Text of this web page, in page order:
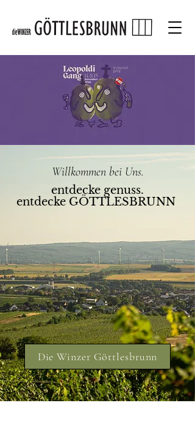
Willkommen bei Uns.
entdecke genuss.
entdecke GÖTTLESBRUNN
Die Winzer Göttlesbrunn